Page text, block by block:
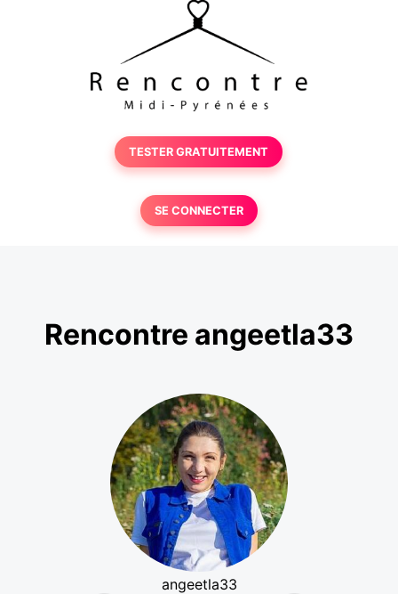
TESTER GRATUITEMENT
SE CONNECTER
Rencontre angeetla33
angeetla33